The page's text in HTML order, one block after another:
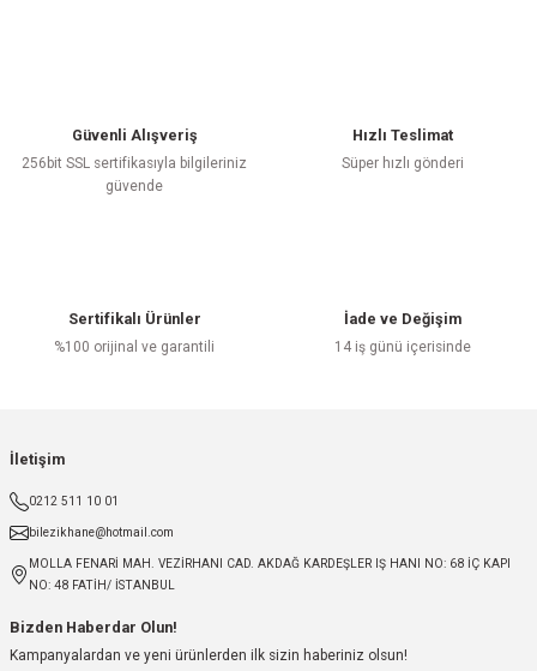
Güvenli Alışveriş
256bit SSL sertifikasıyla bilgileriniz
güvende
Hızlı Teslimat
Süper hızlı gönderi
Sertifikalı Ürünler
%100 orijinal ve garantili
İade ve Değişim
14 iş günü içerisinde
İletişim
0212 511 10 01
bilezikhane@hotmail.com
MOLLA FENARİ MAH. VEZİRHANI CAD. AKDAĞ KARDEŞLER IŞ HANI NO: 68 İÇ KAPI
NO: 48 FATİH/ İSTANBUL
Bizden Haberdar Olun!
Kampanyalardan ve yeni ürünlerden ilk sizin haberiniz olsun!